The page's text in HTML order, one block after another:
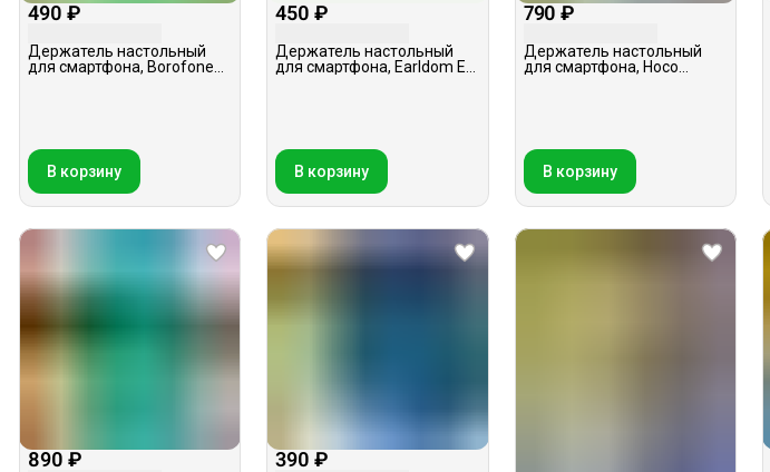
490 ₽
Держатель настольный
для смартфона, Borofone
В корзину
450 ₽
Держатель настольный
для смартфона, Earldom ET-
В корзину
790 ₽
Держатель настольный
для смартфона, Hoco
В корзину
890 ₽ 390 ₽